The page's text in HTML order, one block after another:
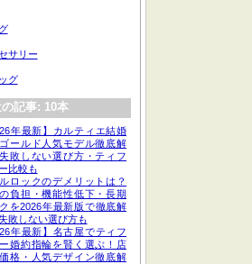
サリー
グ
記事: 10本
年最新】カルティエ結婚
ールド人気モデル徹底解
敗しない選び方・ティフ
比較も
ロックのデメリットは？
負担・機能性低下・長期
を2026年最新版で徹底解
敗しない選び方も
年最新】名古屋でティフ
婚約指輪を賢く選ぶ！店
格・人気デザイン徹底解